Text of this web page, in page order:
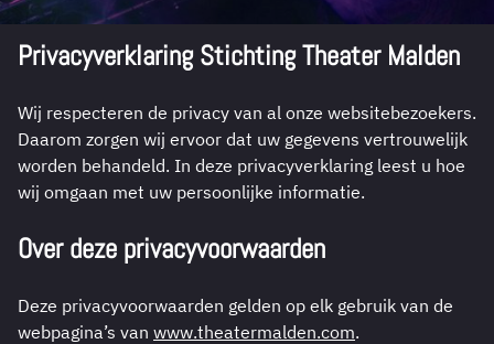
Privacyverklaring Stichting Theater Malden
Wij respecteren de privacy van al onze websitebezoekers.
Daarom zorgen wij ervoor dat uw gegevens vertrouwelijk
worden behandeld. In deze privacyverklaring leest u hoe
wij omgaan met uw persoonlijke informatie.
Over deze privacyvoorwaarden
Deze privacyvoorwaarden gelden op elk gebruik van de
webpagina’s van www.theatermalden.com.